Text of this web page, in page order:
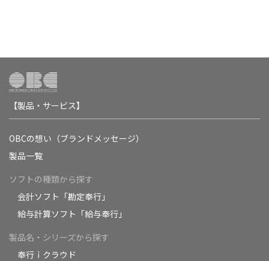
【製品・サービス】
OBCの想い（ブランドメッセージ）
製品一覧
ソフトの種類から探す
会計ソフト「勘定奉行」
給与計算ソフト「給与奉行」
製品名・シリーズから探す
奉行ｉクラウド